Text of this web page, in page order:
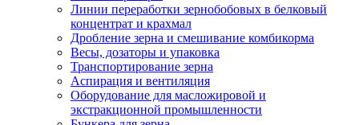
Линии переработки зернобобовых в белковый
концентрат и крахмал
Дробление зерна и смешивание комбикорма
Весы, дозаторы и упаковка
Транспортирование зерна
Аспирация и вентиляция
Оборудование для масложировой и
экстракционной промышленности